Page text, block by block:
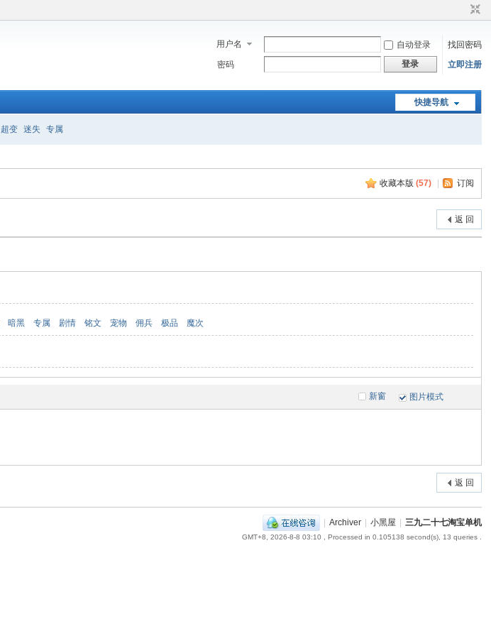
用户名 自动登录
找回密码
密码
登录 立即注册
快捷导航
超变 迷失 专属
收藏本版 (57) 订阅
返 回
暗黑 专属 剧情 铭文 宠物 佣兵 极品 魔次
新窗 图片模式
返 回
| Archiver | 小黑屋 | 三九二十七淘宝单机
GMT+8, 2026-8-8 03:10 , Processed in 0.105138 second(s), 13 queries .